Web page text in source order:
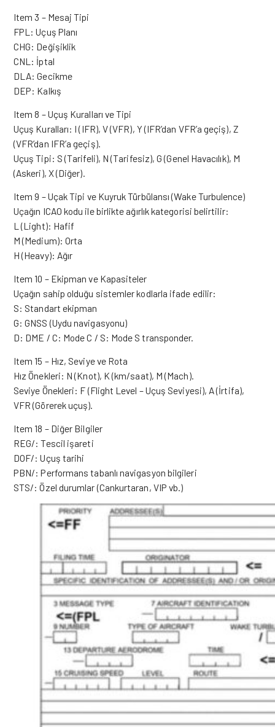
Item 3 – Mesaj Tipi
FPL: Uçuş Planı
CHG: Değişiklik
CNL: İptal
DLA: Gecikme
DEP: Kalkış
Item 8 – Uçuş Kuralları ve Tipi
Uçuş Kuralları: I (IFR), V (VFR), Y (IFR’dan VFR’a geçiş), Z
(VFR’dan IFR’a geçiş).
Uçuş Tipi: S (Tarifeli), N (Tarifesiz), G (Genel Havacılık), M
(Askeri), X (Diğer).
Item 9 – Uçak Tipi ve Kuyruk Türbülansı (Wake Turbulence)
Uçağın ICAO kodu ile birlikte ağırlık kategorisi belirtilir:
L (Light): Hafif
M (Medium): Orta
H (Heavy): Ağır
Item 10 – Ekipman ve Kapasiteler
Uçağın sahip olduğu sistemler kodlarla ifade edilir:
S: Standart ekipman
G: GNSS (Uydu navigasyonu)
D: DME / C: Mode C / S: Mode S transponder.
Item 15 – Hız, Seviye ve Rota
Hız Önekleri: N (Knot), K (km/saat), M (Mach).
Seviye Önekleri: F (Flight Level – Uçuş Seviyesi), A (İrtifa),
VFR (Görerek uçuş).
Item 18 – Diğer Bilgiler
REG/: Tescil işareti
DOF/: Uçuş tarihi
PBN/: Performans tabanlı navigasyon bilgileri
STS/: Özel durumlar (Cankurtaran, VIP vb.)